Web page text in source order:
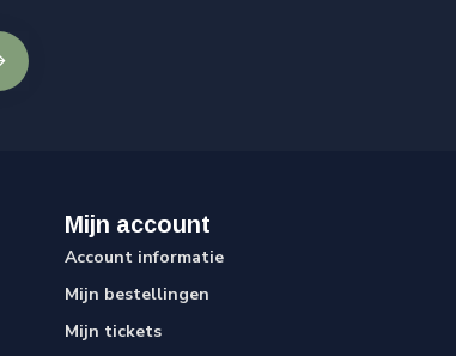
Mijn account
Account informatie
Mijn bestellingen
Mijn tickets